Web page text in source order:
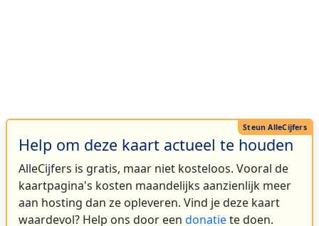
Help om deze kaart actueel te houden
AlleCijfers is gratis, maar niet kosteloos. Vooral de
kaartpagina's kosten maandelijks aanzienlijk meer
aan hosting dan ze opleveren. Vind je deze kaart
waardevol? Help ons door een donatiete doen.